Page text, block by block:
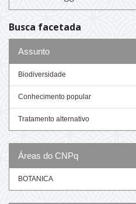
Busca facetada
Assunto
Biodiversidade
Conhecimento popular
Tratamento alternativo
Áreas do CNPq
BOTANICA